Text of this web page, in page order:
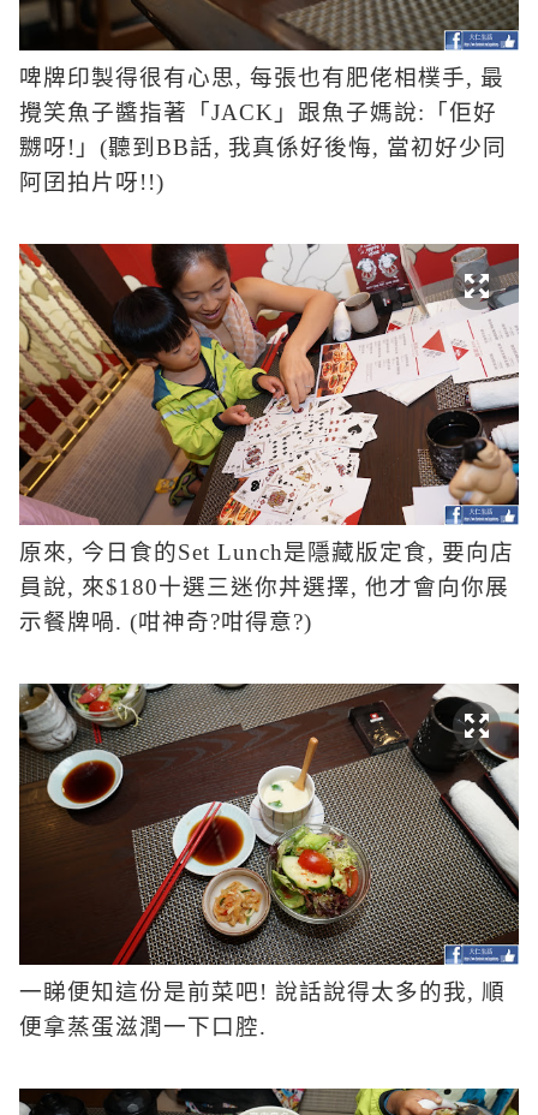
啤牌印製得很有心思, 每張也有肥佬相樸手, 最
攪笑魚子醬指著「 JACK 」跟魚子媽說: 「佢好
嬲呀! 」 (聽到 BB話, 我真係好後悔, 當初好少同
阿囝拍片呀!!)
原來, 今日食的Set Lunch是隱藏版定食, 要向店
員說, 來$180十選三迷你丼選擇, 他才會向你展
示餐牌喎. (咁神奇?咁得意?)
一睇便知這份是前菜吧! 說話說得太多的我, 順
便拿蒸蛋滋潤一下口腔.